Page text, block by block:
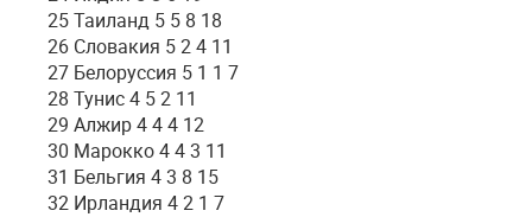
25 Таиланд 5 5 8 18
26 Словакия 5 2 4 11
27 Белоруссия 5 1 1 7
28 Тунис 4 5 2 11
29 Алжир 4 4 4 12
30 Марокко 4 4 3 11
31 Бельгия 4 3 8 15
32 Ирландия 4 2 1 7